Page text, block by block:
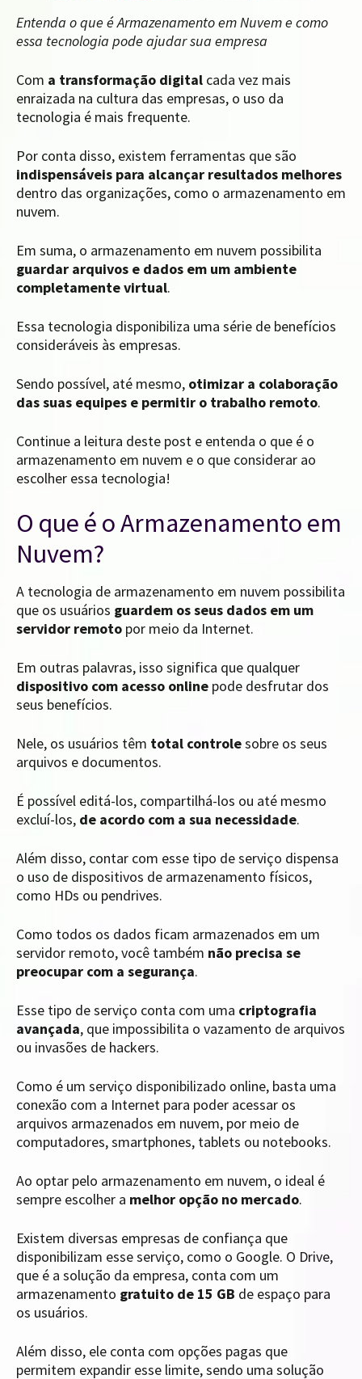
Entenda o que é Armazenamento em Nuvem e como
essa tecnologia pode ajudar sua empresa
Com a transformação digital cada vez mais
enraizada na cultura das empresas, o uso da
tecnologia é mais frequente.
Por conta disso, existem ferramentas que são
indispensáveis para alcançar resultados melhores
dentro das organizações, como o armazenamento em
nuvem.
Em suma, o armazenamento em nuvem possibilita
guardar arquivos e dados em um ambiente
completamente virtual.
Essa tecnologia disponibiliza uma série de benefícios
consideráveis às empresas.
Sendo possível, até mesmo, otimizar a colaboração
das suas equipes e permitir o trabalho remoto.
Continue a leitura deste post e entenda o que é o
armazenamento em nuvem e o que considerar ao
escolher essa tecnologia!
O que é o Armazenamento em
Nuvem?
A tecnologia de armazenamento em nuvem possibilita
que os usuários guardem os seus dados em um
servidor remoto por meio da Internet.
Em outras palavras, isso significa que qualquer
dispositivo com acesso online pode desfrutar dos
seus benefícios.
Nele, os usuários têm total controlesobre os seus
arquivos e documentos.
É possível editá-los, compartilhá-los ou até mesmo
excluí-los, de acordo com a sua necessidade.
Além disso, contar com esse tipo de serviço dispensa
o uso de dispositivos de armazenamento físicos,
como HDs ou pendrives.
Como todos os dados ficam armazenados em um
servidor remoto, você também não precisa se
preocupar com a segurança.
Esse tipo de serviço conta com uma criptografia
avançada, que impossibilita o vazamento de arquivos
ou invasões de hackers.
Como é um serviço disponibilizado online, basta uma
conexão com a Internet para poder acessar os
arquivos armazenados em nuvem, por meio de
computadores, smartphones, tablets ou notebooks.
Ao optar pelo armazenamento em nuvem, o ideal é
sempre escolher a melhor opção no mercado.
Existem diversas empresas de confiança que
disponibilizam esse serviço, como o Google. O Drive,
que é a solução da empresa, conta com um
armazenamento gratuito de 15 GB de espaço para
os usuários.
Além disso, ele conta com opções pagas que
permitem expandir esse limite, sendo uma solução